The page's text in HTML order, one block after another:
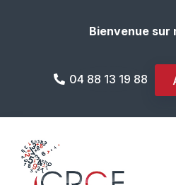
Bienvenue sur notre
04 88 13 19 88